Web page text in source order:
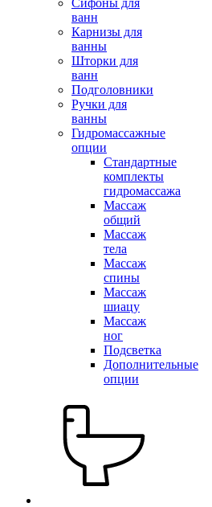
Сифоны для
ванн
Карнизы для
ванны
Шторки для
ванн
Подголовники
Ручки для
ванны
Гидромассажные
опции
Стандартные
комплекты
гидромассажа
Массаж
общий
Массаж
тела
Массаж
спины
Массаж
шиацу
Массаж
ног
Подсветка
Дополнительные
опции